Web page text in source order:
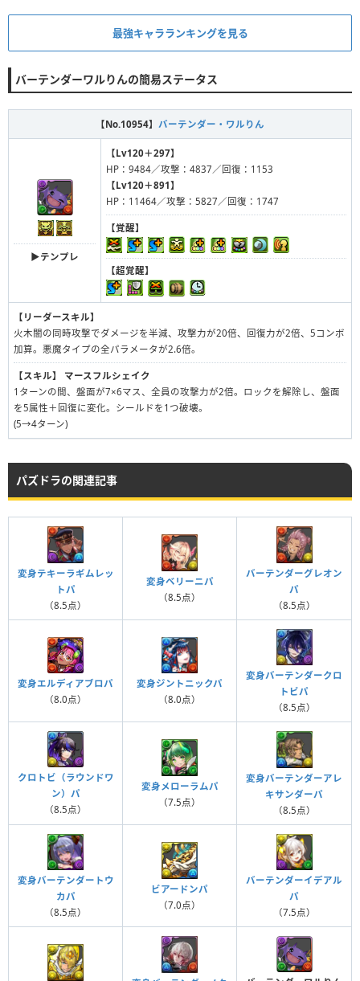
最強キャラランキングを見る
バーテンダーワルりんの簡易ステータス
【No.10954】 バーテンダー・ワルりん
▶︎テンプレ
【Lv120＋297】
HP：9484／攻撃：4837／回復：1153
【Lv120＋891】
HP：11464／攻撃：5827／回復：1747
【覚醒】
【超覚醒】
【リーダースキル】
火木闇の同時攻撃でダメージを半減、攻撃力が20倍、回復力が2倍、5コンボ
加算。悪魔タイプの全パラメータが2.6倍。
【スキル】
マースフルシェイク
1ターンの間、盤面が7×6マス、全員の攻撃力が2倍。ロックを解除し、盤面
を5属性＋回復に変化。シールドを1つ破壊。
(5→4ターン)
パズドラの関連記事
変身テキーラギムレッ
トパ
（8.5点）
変身ベリーニパ
（8.5点）
バーテンダーグレオン
パ
（8.5点）
変身エルディアブロパ
（8.0点）
変身ジントニックパ
（8.0点）
変身バーテンダークロ
トビパ
（8.5点）
クロトビ（ラウンドワ
ン）パ
（8.5点）
変身メローラムパ
（7.5点）
変身バーテンダーアレ
キサンダーパ
（8.5点）
変身バーテンダートウ
カパ
（8.5点）
ビアードンパ
（7.0点）
バーテンダーイデアル
パ
（7.5点）